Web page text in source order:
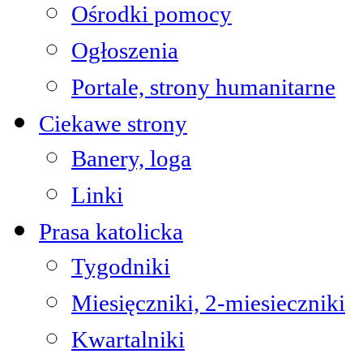
Ośrodki pomocy
Ogłoszenia
Portale, strony humanitarne
Ciekawe strony
Banery, loga
Linki
Prasa katolicka
Tygodniki
Miesięczniki, 2-miesieczniki
Kwartalniki